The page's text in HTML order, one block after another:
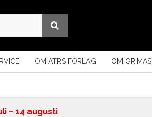
OM ATRS FÖRLAG OM GRIMAS
– 14 augusti